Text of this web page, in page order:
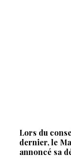
Lors du
dernier, le
annoncé sa